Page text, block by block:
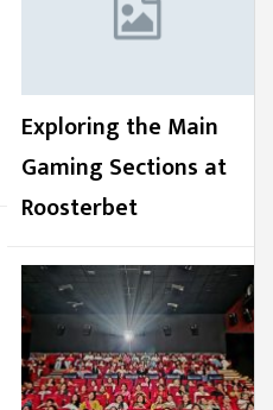
Exploring the Main
Gaming Sections at
Roosterbet